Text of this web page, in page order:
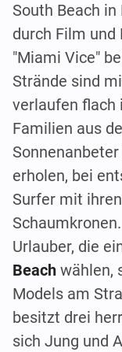
South Beach
durch Film und
"Miami Vice"
Strände sind
verlaufen flach
Familien aus
erholen, bei
Surfer mit
Urlauber, die
Beach wählen,
Models am
besitzt drei
sich Jung und